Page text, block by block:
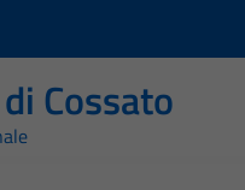
Cossato